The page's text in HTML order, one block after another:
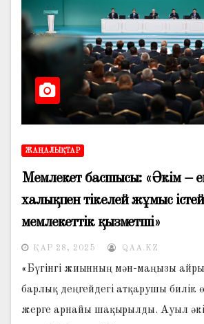
ЖАҢАЛЫҚТАР
Мемлекет басшысы: «Әкім –
халықпен тікелей жұмыс
мемлекеттік қызметші»
ҚАР 28, 2025 QAA.KZ
«Бүгінгі жиынның мән-маңызы
барлық деңгейдегі атқарушы билік
жерге арнайы шақырылды. Ауыл